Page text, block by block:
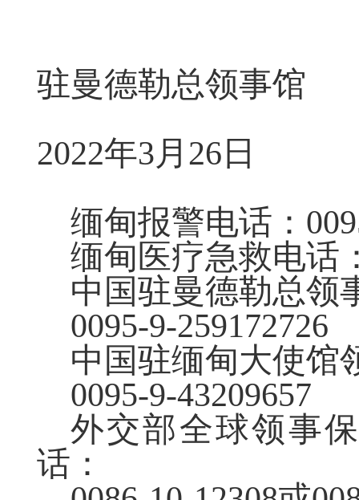
驻曼德勒总领事馆
2022年3月26日
缅甸报警电话：
缅甸医疗急救电话
中国驻曼德勒总领
0095-9-259172726
中国驻缅甸大使馆
0095-9-43209657
外交部全球领事
话：